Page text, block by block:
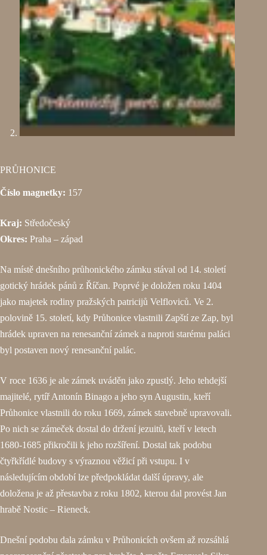
PRŮHONICE
Číslo magnetky: 157
Kraj: Středočeský
Okres: Praha – západ
Na místě dnešního průhonického zámku stával od 14. století
gotický hrádek pánů z Říčan. Poprvé je doložen roku 1404
jako majetek rodiny pražských patricijů Velfloviců. Ve 2.
polovině 15. století, kdy Průhonice vlastnili Zapští ze Zap, byl
hrádek upraven na renesanční zámek a naproti starému paláci
byl postaven nový renesanční palác.
V roce 1636 je ale zámek uváděn jako zpustlý. Jeho tehdejší
majitelé, rytíř Antonín Binago a jeho syn Augustin, kteří
Průhonice vlastnili do roku 1669, zámek stavebně upravovali.
Po nich se zámeček dostal do držení jezuitů, kteří v letech
1680-1685 přikročili k jeho rozšíření. Dostal tak podobu
čtyřkřídlé budovy s výraznou věžicí při vstupu. I v
následujícím období lze předpokládat další úpravy, ale
doložena je až přestavba z roku 1802, kterou dal provést Jan
hrabě Nostic – Rieneck.
Dnešní podobu dala zámku v Průhonicích ovšem až rozsáhlá